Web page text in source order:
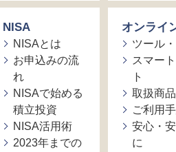
NISA
NISAとは
お申込みの流
れ
NISAで始める
積立投資
NISA活用術
2023年までの
オンライ
ツール
スマー
ト
取扱商
ご利用
安心・
に